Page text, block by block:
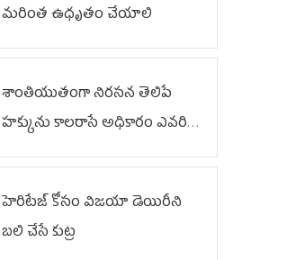
మరింత ఉధృతం చేయాలి
శాంతియుతంగా నిరసన తెలిపే
హక్కును కాలరాసే అధికారం ఎవరికీ
లేదు
హెరిటేజ్ కోసం విజయా డెయిరీని
బలి చేసే కుట్ర‌